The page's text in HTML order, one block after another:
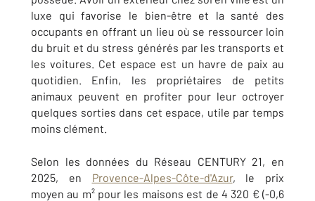
luxe qui favorise le bien-être et la santé des
occupants en offrant un lieu où se ressourcer loin
du bruit et du stress générés par les transports et
les voitures. Cet espace est un havre de paix au
quotidien. Enfin, les propriétaires de petits
animaux peuvent en profiter pour leur octroyer
quelques sorties dans cet espace, utile par temps
moins clément.
Selon les données du Réseau CENTURY 21, en
2025, en Provence-Alpes-Côte-d'Azur, le prix
moyen au m² pour les maisons est de 4 320 € (-0,6